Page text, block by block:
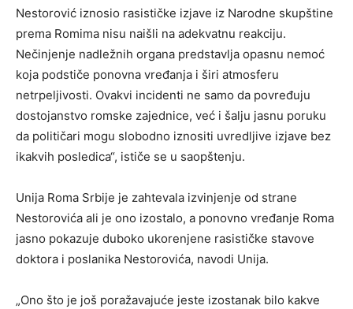
Nestorović iznosio rasističke izjave iz Narodne skupštine
prema Romima nisu naišli na adekvatnu reakciju.
Nečinjenje nadležnih organa predstavlja opasnu nemoć
koja podstiče ponovna vređanja i širi atmosferu
netrpeljivosti. Ovakvi incidenti ne samo da povređuju
dostojanstvo romske zajednice, već i šalju jasnu poruku
da političari mogu slobodno iznositi uvredljive izjave bez
ikakvih posledica“, ističe se u saopštenju.
Unija Roma Srbije je zahtevala izvinjenje od strane
Nestorovića ali je ono izostalo, a ponovno vređanje Roma
jasno pokazuje duboko ukorenjene rasističke stavove
doktora i poslanika Nestorovića, navodi Unija.
„Ono što je još poražavajuće jeste izostanak bilo kakve